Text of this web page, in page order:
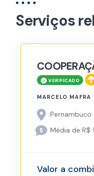
Serviços
MARCELO MAFRA
Pernambuco
Média de R$
Valor a